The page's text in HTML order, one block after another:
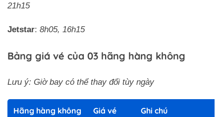
21h15
Jetstar: 8h05, 16h15
Bảng giá vé của 03 hãng hàng không
Lưu ý: Giờ bay có thể thay đổi tùy ngày
Hãng hàng không Giá vé Ghi chú